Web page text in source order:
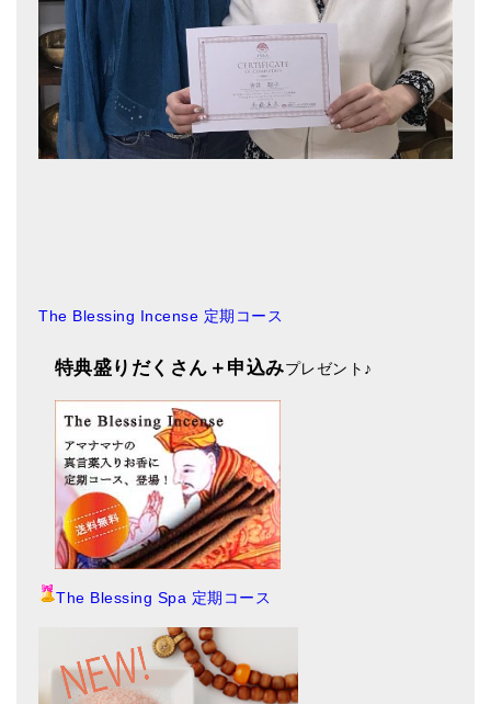
The Blessing Incense 定期コース
特典盛りだくさん＋申込みプレゼント ♪
The Blessing Spa 定期コース